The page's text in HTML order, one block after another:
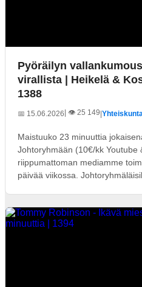
Pyöräilyn
virallista | Heikelä &
1388
📅 15.06.2026 | 👁️ 25 149|
Maistuuko 23 minuuttia
Johtoryhmään (10€/kk Youtube
riippumattoman mediamme
päivää viikossa.